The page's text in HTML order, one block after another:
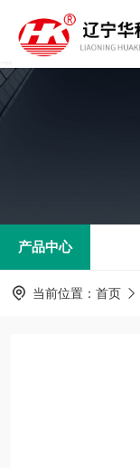
产品中心
当前位置： 首页